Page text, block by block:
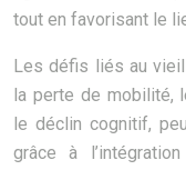
tout en favorisant le
Les défis liés au
la perte de mobilité,
le déclin cognitif,
grâce à